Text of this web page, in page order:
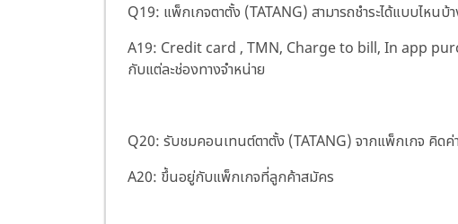
Q19: แพ็กเกจตาตั้ง (TATANG) สามารถชำระได้แบบไหนบ้
A19: Credit card , TMN, Charge to bill, In app
กับแต่ละช่องทางจำหน่าย
Q20: รับชมคอนเทนต์ตาตั้ง (TATANG) จากแพ็กเกจ คิดค่
A20: ขึ้นอยู่กับแพ็กเกจที่ลูกค้าสมัคร